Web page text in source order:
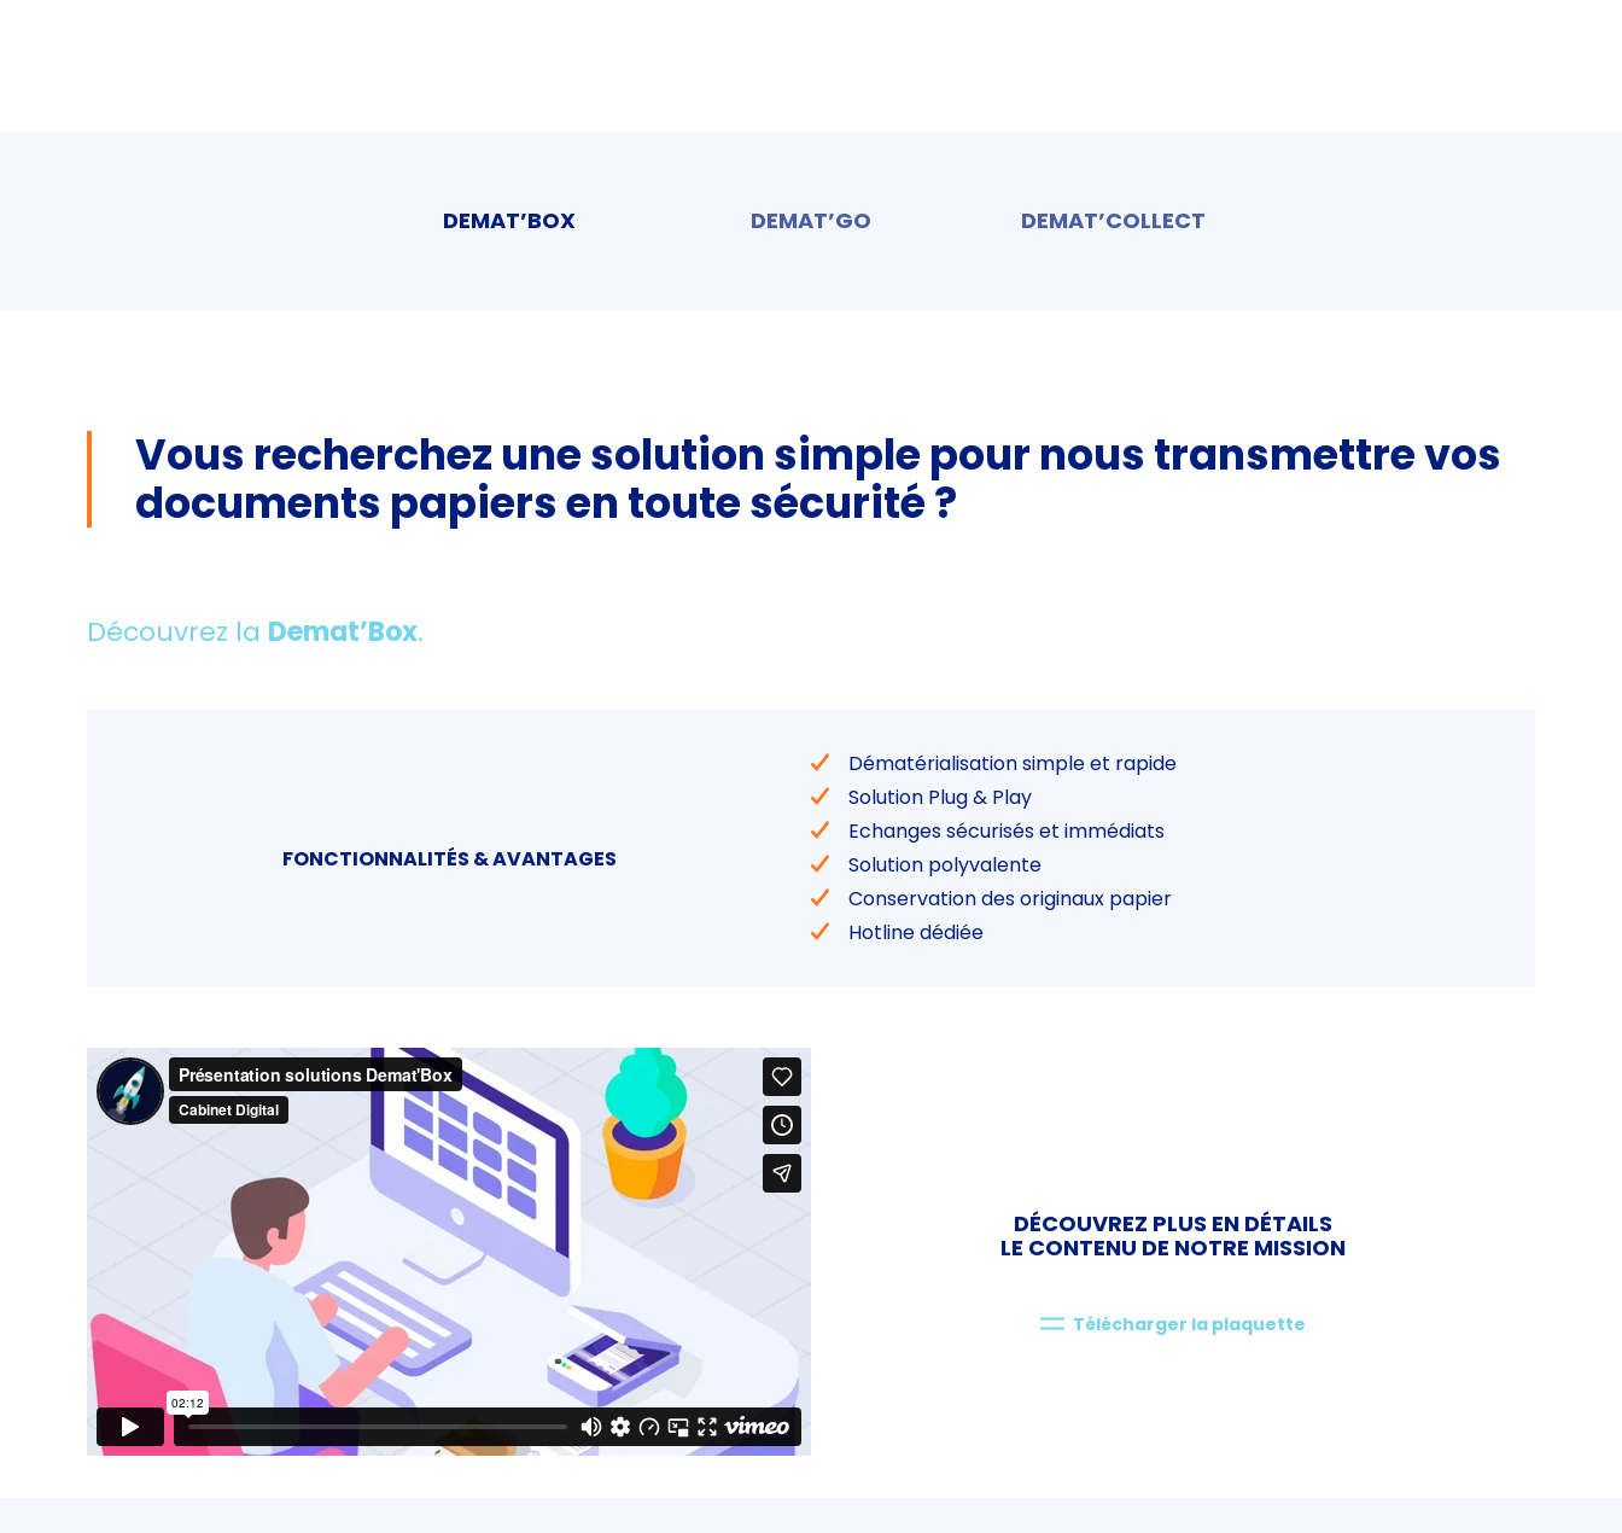
DEMAT’BOX DEMAT’GO DEMAT’COLLECT
Vous recherchez une solution simple pour nous transmettre vos
documents papiers en toute sécurité ?
Découvrez la Demat’Box.
FONCTIONNALITÉS & AVANTAGES
Dématérialisation simple et rapide
Solution Plug & Play
Echanges sécurisés et immédiats
Solution polyvalente
Conservation des originaux papier
Hotline dédiée
DÉCOUVREZ PLUS EN DÉTAILS
LE CONTENU DE NOTRE MISSION
Télécharger la plaquette